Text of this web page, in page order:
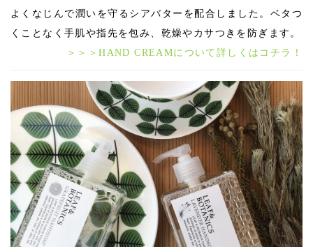
よくなじんで潤いを守るシアバターを配合しました。ベタつ
くことなく手肌や指先を包み、乾燥やカサつきを防ぎます。
＞＞＞HAND CREAMについて詳しくはコチラ！